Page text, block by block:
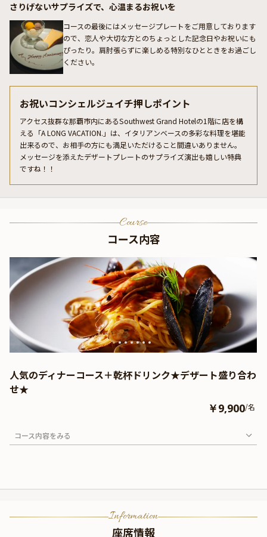
さりげないサプライズで、心温まるお祝いを
コースの最後にはメッセージプレートをご用意しております
ので、恋人や大切な方とのちょっとした記念日やお祝いにも
ぴったり。肩肘張らずに楽しめる特別なひとときをお過ごし
ください。
お祝いコンシェルジュイチ押しポイント
アクセス抜群な那覇市内にあるSouthwest Grand Hotelの1階に店を構
える「A LONG VACATION.」は、イタリアンベースの多彩な料理を堪能
出来るので、お相手の方にも満足いただけること間違いありません。
メッセージを添えたデザートプレートのサプライズ演出も嬉しい特典
ですね！！
Course
コース内容
人気のディナーコース＋乾杯ドリンク★デザート盛り合わ
せ★
￥9,900/名
コース内容をみる
Information
座席情報